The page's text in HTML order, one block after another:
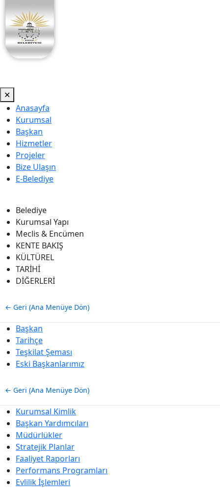
✕
Anasayfa
Kurumsal
Başkan
Hizmetler
Projeler
Bize Ulaşın
E-Belediye
Belediye
Kurumsal Yapı
Meclis & Encümen
KENTE BAKIŞ
KÜLTÜREL
TARİHİ
DİĞERLERİ
← Geri (Ana Menüye Dön)
Başkan
Tarihçe
Teşkilat Şeması
Eski Başkanlarımız
← Geri (Ana Menüye Dön)
Kurumsal Kimlik
Başkan Yardımcıları
Müdürlükler
Stratejik Planlar
Faaliyet Raporları
Performans Programları
Evlilik İşlemleri